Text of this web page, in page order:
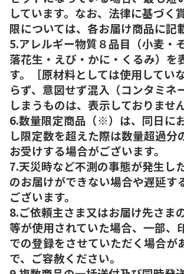
しています。なお、法律に基づく
限については、各お届け商品に記
5.アレルギー物質８品目（小麦・
落花生・えび・かに・くるみ）を
す。［原材料としては使用してい
らず、意図せず混入（コンタミネ
しまうものは、表示しておりませ
6.数量限定商品（※）は、同日に
し限定数を超えた際は数量超過分
お受けする場合がございます。
7.天災時など不測の事態が発生し
のお届けができない場合や遅延す
ございます。
8.ご依頼主さま又はお届け先さま
等が使用されていた場合、一部、
での登録をさせていただく場合が
で、ご容赦ください。